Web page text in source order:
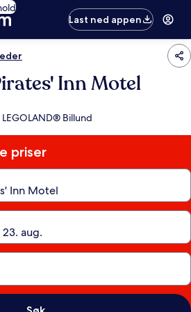
Last ned appen
Inn Motel
Billund
priser